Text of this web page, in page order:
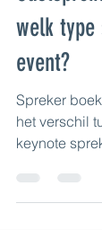
Anja
8 mei
welk
event?
Spreker
het verschil